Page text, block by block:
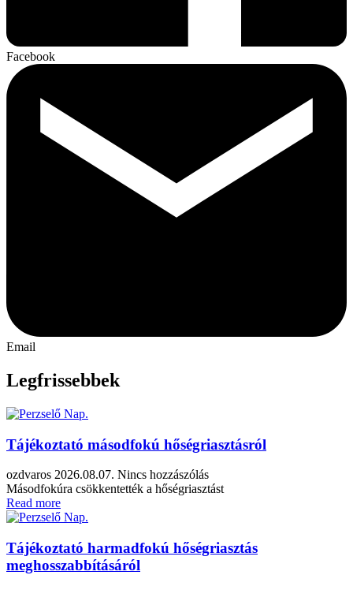
Facebook
Email
Legfrissebbek
Tájékoztató másodfokú hőségriasztásról
ozdvaros 2026.08.07. Nincs hozzászólás
Másodfokúra csökkentették a hőségriasztást
Read more
Tájékoztató harmadfokú hőségriasztás
meghosszabbításáról